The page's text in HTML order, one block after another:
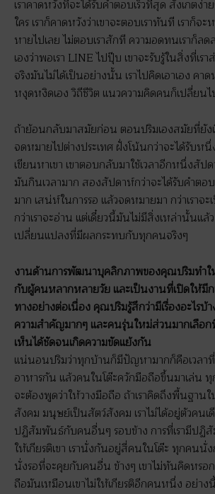
เราคาดหวังที่จะได้รับคำตอบเร็วที่สุด สังเกตง่า
ใคร เราก็คาดหวังว่าเขาจะตอบเราทันที เราก็จ
หายไปเลย ไม่ตอบเราสักที ความอดทนเราก็ลด
เองว่าพอเรา LINE ไปปุ๊บ เขาจะรับรู้ในสิ่งที่เร
จริงมันไม่ได้เป็นอย่างนั้น เราไปคิดเอาเอง คาด
หงุดหงิดเอง วิถีชีวิต แนวความคิดคนก็เปลี่ยน
ถ้าย้อนกลับมาสมัยก่อน ตอนปริมเองสมัยที่ยั
จดหมายไปต่างประเทศ ฝั่งโน้นกว่าจะได้รับห
เขียนหาเขา เขาตอบกลับมาใช้เวลาอีกหนึ่งสัปด
มันกินเวลามาก สองสัปดาห์กว่าจะได้รับคำต
มาก เสน่ห์ในการรอ แล้วจดหมายมา กว่าเราจะ
กว่าเราจะอ่าน แต่เดี๋ยวนี้มันไม่มีสิ่งเหล่านั้นแล้
เปลี่ยนแปลงที่มีผลกระทบกับทุกคนจริงๆ
งานด้านการพัฒนาบุคลิกภาพของคุณปริมทำ
กับผู้คนหลากหลายวัย และเป็นงานที่เปิดให้มี
ทางอย่างต่อเนื่อง คุณปริมรู้สึกว่ามีเรื่องอะไร
ความสำคัญมากๆ และคนรุ่นใหม่ส่วนมากเลือ
เห็นได้ชัดจนเกิดความขัดแย้งกัน
แน่นอนปริมว่าทุกบ้านก็มีปัญหามากก็คือเวล
อาหารกัน แล้วคนในโต๊ะควักมือถือขึ้นมาเล่น
จะต้องพูดว่าให้วางมือถือ ถ้าเราคิดถึงพื้นฐานใ
สังคม มนุษย์เป็นสัตว์สังคม เราไม่ได้อยู่ตัวคนเดี
ปฏิสัมพันธ์กับคนอื่นๆ รอบข้าง การที่เรามีปฏิสั
ให้เกียรติเขา เรานั่งกันอยู่สี่คนในโต๊ะ ทุกคน
นั่งรอที่จะคุยกับคนอื่น ข้างๆ เขาไม่ทันคิดหรอก
ถือมันเหมือนเขาไม่ให้เกียรติอีกคนหนึ่ง อย่า